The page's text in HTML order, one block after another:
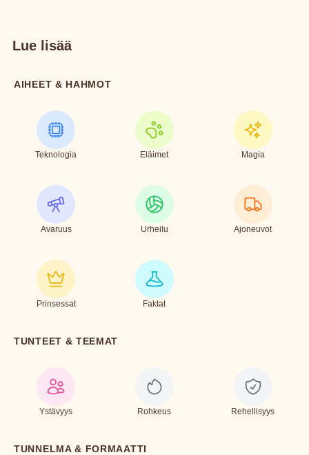
Lue lisää
AIHEET & HAHMOT
Teknologia Eläimet Magia
Avaruus Urheilu Ajoneuvot
Prinsessat Faktat
TUNTEET & TEEMAT
Ystävyys Rohkeus Rehellisyys
TUNNELMA & FORMAATTI